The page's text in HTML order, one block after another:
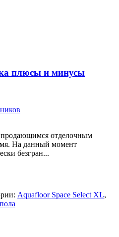
плюсы и минусы
отделочным
На данный момент
безгран...
Aquafloor Space Select XL,